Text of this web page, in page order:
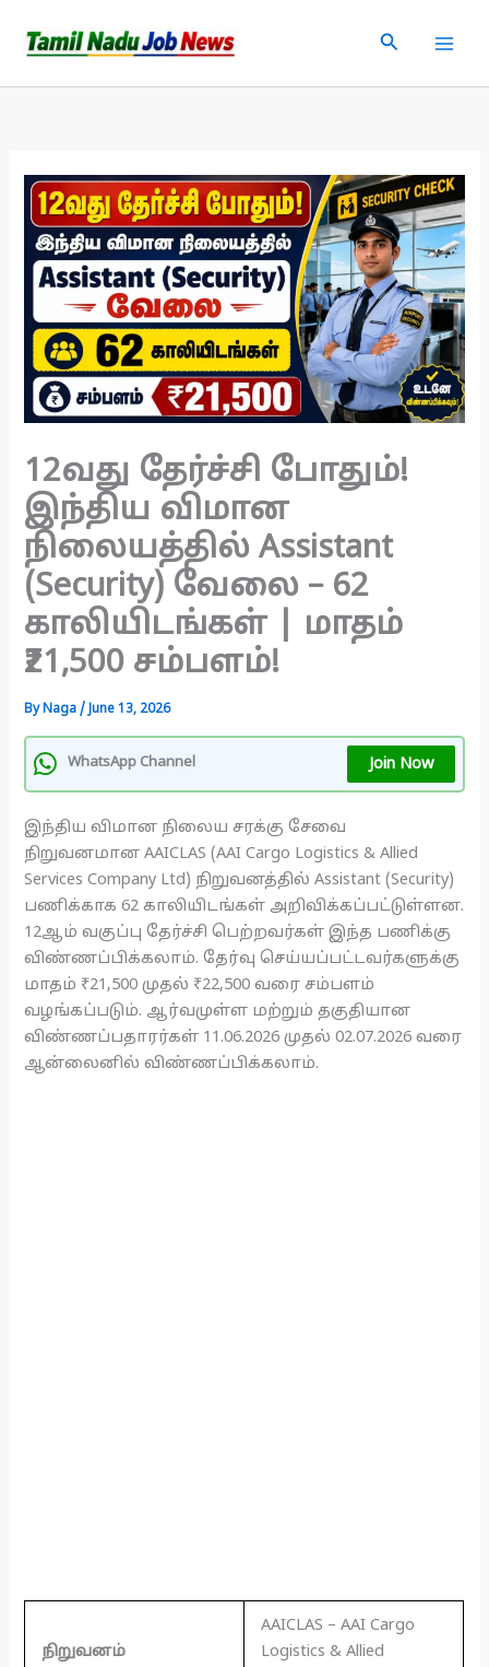
Search
12வது தேர்ச்சி போதும்!
இந்திய விமான
நிலையத்தில் Assistant
(Security) வேலை – 62
காலியிடங்கள் | மாதம்
₹21,500 சம்பளம்!
ByNaga/ June 13, 2026
WhatsApp Channel Join Now
இந்திய விமான நிலைய சரக்கு சேவை
நிறுவனமான AAICLAS (AAI Cargo Logistics & Allied
Services Company Ltd) நிறுவனத்தில் Assistant (Security)
பணிக்காக 62 காலியிடங்கள் அறிவிக்கப்பட்டுள்ளன.
12ஆம் வகுப்பு தேர்ச்சி பெற்றவர்கள் இந்த பணிக்கு
விண்ணப்பிக்கலாம். தேர்வு செய்யப்பட்டவர்களுக்கு
மாதம் ₹21,500 முதல் ₹22,500 வரை சம்பளம்
வழங்கப்படும். ஆர்வமுள்ள மற்றும் தகுதியான
விண்ணப்பதாரர்கள் 11.06.2026 முதல் 02.07.2026 வரை
ஆன்லைனில் விண்ணப்பிக்கலாம்.
நிறுவனம்
AAICLAS – AAI Cargo
Logistics & Allied